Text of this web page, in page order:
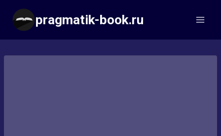
Перейти
содержимому
pragmatik-book.ru